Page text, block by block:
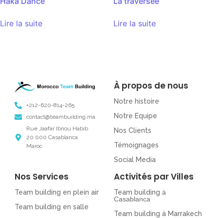
Lire la suite Lire la suite
+212-620-814-265
contact@teambuilding.ma
Rue Jaafar Ibnou Habib
20 000 Casablanca
Maroc
À propos de nous
Notre histoire
Notre Equipe
Nos Clients
Témoignages
Social Media
Nos Services
Team building en plein air
Team building en salle
Activités par Villes
Team building à
Casablanca
Team building à Marrakech